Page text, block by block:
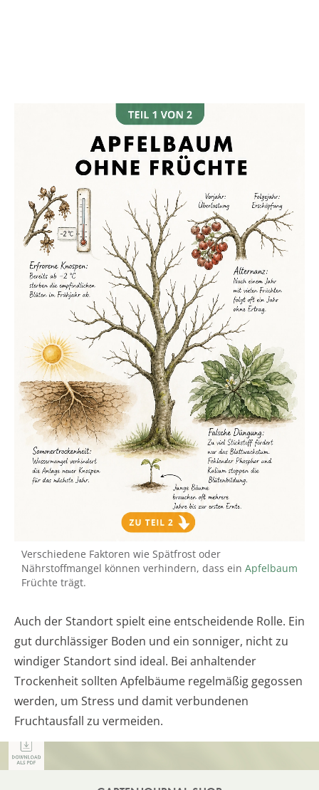
Verschiedene Faktoren wie Spätfrost oder
Nährstoffmangel können verhindern, dass ein Apfelbaum
Früchte trägt.
Auch der Standort spielt eine entscheidende Rolle. Ein
gut durchlässiger Boden und ein sonniger, nicht zu
windiger Standort sind ideal. Bei anhaltender
Trockenheit sollten Apfelbäume regelmäßig gegossen
werden, um Stress und damit verbundenen
Fruchtausfall zu vermeiden.